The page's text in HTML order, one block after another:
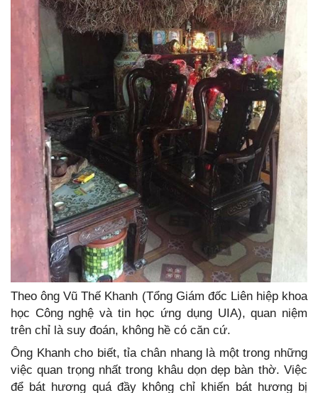
Theo ông Vũ Thế Khanh (Tổng Giám đốc Liên hiệp khoa
học Công nghệ và tin học ứng dụng UIA), quan niệm
trên chỉ là suy đoán, không hề có căn cứ.
Ông Khanh cho biết, tỉa chân nhang là một trong những
việc quan trọng nhất trong khâu dọn dẹp bàn thờ. Việc
để bát hương quá đầy không chỉ khiến bát hương bị